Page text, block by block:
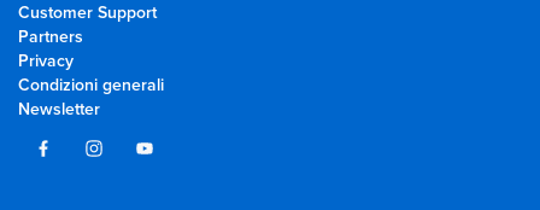
Customer Support
Partners
Privacy
Condizioni generali
Newsletter